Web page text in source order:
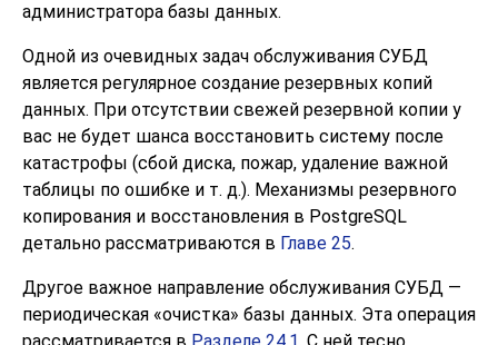
администратора базы данных.
Одной из очевидных задач обслуживания СУБД
является регулярное создание резервных копий
данных. При отсутствии свежей резервной копии у
вас не будет шанса восстановить систему после
катастрофы (сбой диска, пожар, удаление важной
таблицы по ошибке и т. д.). Механизмы резервного
копирования и восстановления в PostgreSQL
детально рассматриваются в Главе 25.
Другое важное направление обслуживания СУБД —
периодическая «очистка» базы данных. Эта операция